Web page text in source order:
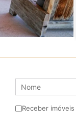
Receber